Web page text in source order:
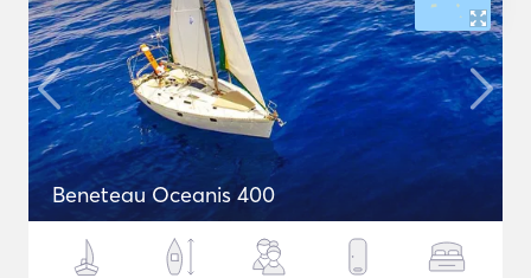
Beneteau Oceanis 400